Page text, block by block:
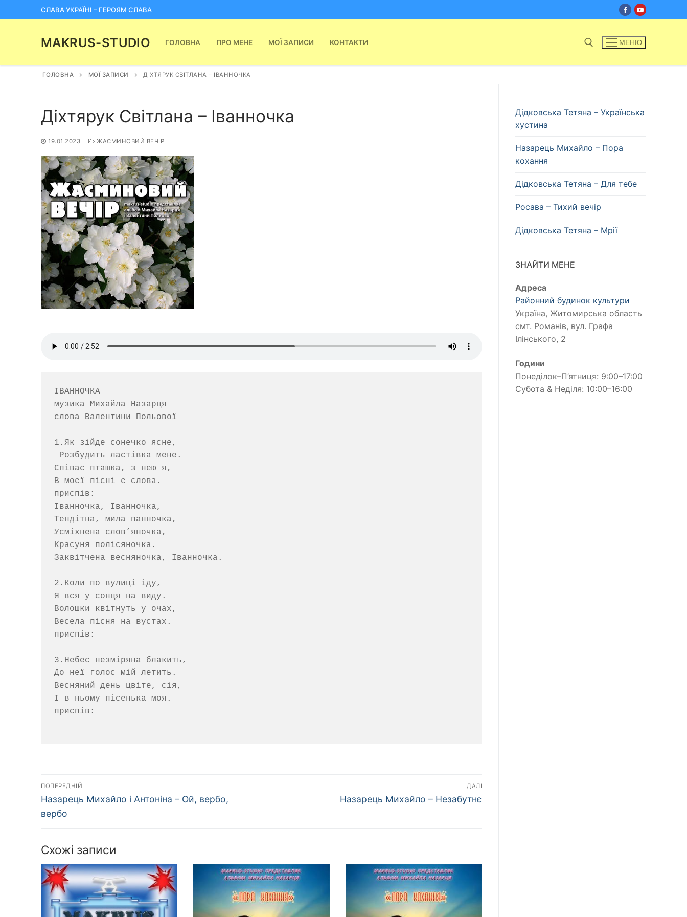
до
СЛАВА УКРАЇНІ – ГЕРОЯМ СЛАВА
MAKRUS-STUDIO ГОЛОВНА ПРО МЕНЕ МОЇ ЗАПИСИ КОНТАКТИ МЕНЮ
ГОЛОВНА МОЇ ЗАПИСИ ДІХТЯРУК СВІТЛАНА – ІВАННОЧКА
Діхтярук Світлана – Іванночка
19.01.2023 ЖАСМИНОВИЙ ВЕЧІР
ІВАННОЧКА
музика Михайла Назарця
слова Валентини Польової
1.Як зійде сонечко ясне,
Співає пташка, з нею я,
В моєї пісні є слова.
приспів:
Іванночка, Іванночка,
Тендітна, мила панночка,
Усміхнена слов’яночка,
Красуня полісяночка.
Заквітчена весняночка, Іванночка.
2.Коли по вулиці іду,
Я вся у сонця на виду.
Волошки квітнуть у очах,
Весела пісня на вустах.
приспів:
3.Небес незміряна блакить,
До неї голос мій летить.
Весняний день цвіте, сія,
І в ньому пісенька моя.
приспів:
Навігація
записів
ПОПЕРЕДНІЙ
Попередній
запис:
Назарець Михайло і Антоніна – Ой, вербо,
вербо
ДАЛІ
Наступний
Назарець Михайло – Незабутнє
Схожі записи
Дідковська Тетяна – Українська
хустина
Назарець Михайло – Пора
кохання
Дідковська Тетяна – Для тебе
Росава – Тихий вечір
Дідковська Тетяна – Мрії
ЗНАЙТИ МЕНЕ
Адреса
Районний будинок культури
Україна, Житомирська область
смт. Романів, вул. Графа
Ілінського, 2
Години
Понеділок–П’ятниця: 9:00–17:00
Субота & Неділя: 10:00–16:00